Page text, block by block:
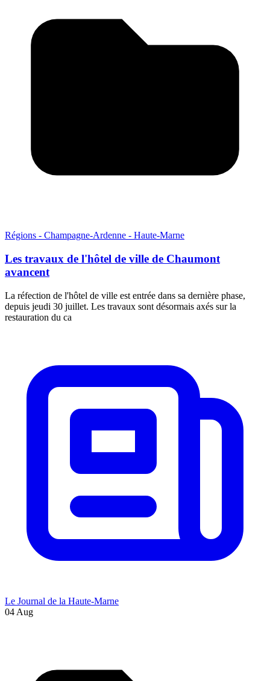
Régions - Champagne-Ardenne - Haute-Marne
Les travaux de l'hôtel de ville de Chaumont
avancent
La réfection de l'hôtel de ville est entrée dans sa dernière phase,
depuis jeudi 30 juillet. Les travaux sont désormais axés sur la
restauration du ca
Le Journal de la Haute-Marne
04 Aug